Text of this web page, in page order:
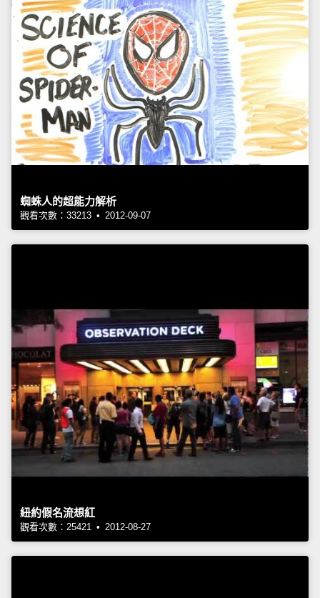
蜘蛛人的超能力解析
觀看次數：33213 • 2012-09-07
紐約假名流想紅
觀看次數：25421 • 2012-08-27